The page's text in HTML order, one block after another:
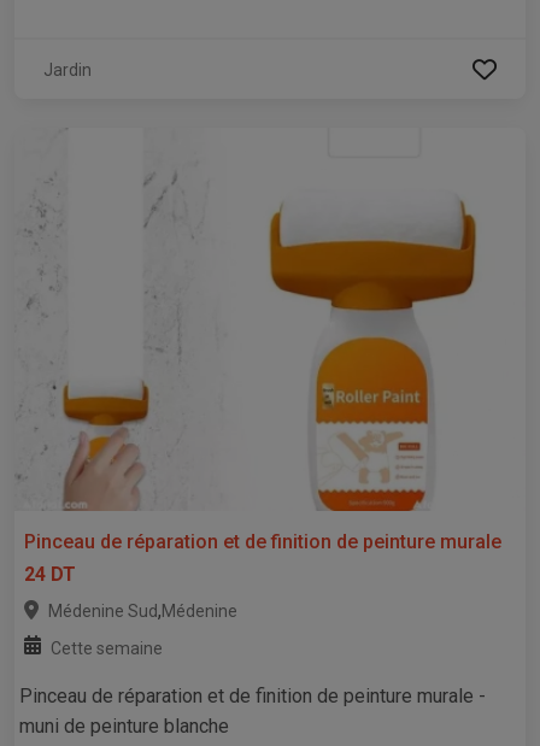
Jardin
Pinceau de réparation et de finition de peinture murale
24 DT
Médenine Sud,Médenine
Cette semaine
Pinceau de réparation et de finition de peinture murale -
muni de peinture blanche